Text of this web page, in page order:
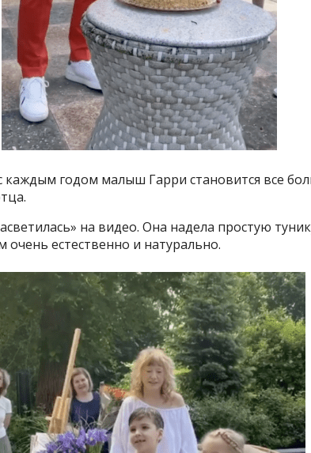
каждым годом малыш Гарри становится все
на видео. Она надела простую
очень естественно и натурально.